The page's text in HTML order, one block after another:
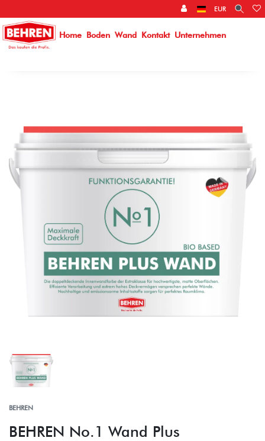
EUR
Home Boden Wand Kontakt Unternehmen
BEHREN
BEHREN No.1 Wand Plus